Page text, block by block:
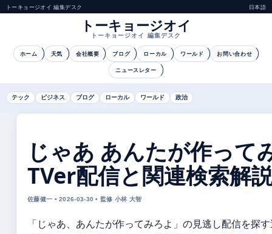
トーキョージオイ 編集デスク 日本語
トーキョージオイ
トーキョージオイ 編集デスク
ホーム 天気 会社概要 ブログ ローカル ワールド お問い合わせ
ニュースレター
テック ビジネス ブログ ローカル ワールド 政治
じゃあ あんたが作って
TVer配信と関連検索解
佐藤健一 • 2026-03-30 • 監修 小林 大智
「じゃあ、あんたが作ってみろよ」の見逃し配信を探